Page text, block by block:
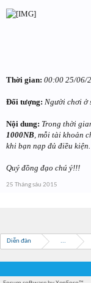
Thời gian: 00:00 25/06/
Đối tượng: Người chơi ở
Nội dung: Trong thời
1000NB, mỗi tài khoản
khi bạn nạp đủ điều kiện.
Quý đồng đạo chú ý!!!
25 Tháng sáu 2015
Diễn đàn ...